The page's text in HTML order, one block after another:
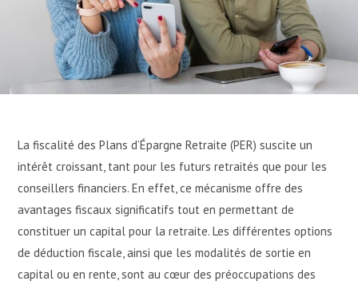
La fiscalité des Plans d’Épargne Retraite (PER) suscite un
intérêt croissant, tant pour les futurs retraités que pour les
conseillers financiers. En effet, ce mécanisme offre des
avantages fiscaux significatifs tout en permettant de
constituer un capital pour la retraite. Les différentes options
de déduction fiscale, ainsi que les modalités de sortie en
capital ou en rente, sont au cœur des préoccupations des